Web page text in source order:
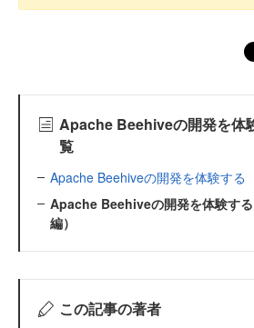
Apache Beehiveの開発を体
覧
Apache Beehiveの開発を体験する
Apache Beehiveの開発を体験す
編）
この記事の著者